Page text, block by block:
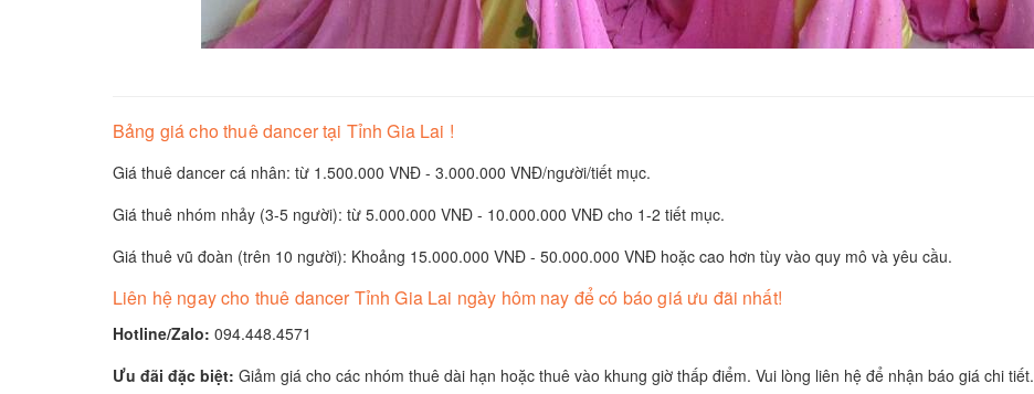
Bảng giá cho thuê dancer tại Tỉnh Gia Lai !
Giá thuê dancer cá nhân: từ 1.500.000 VNĐ - 3.000.000 VNĐ/người/tiết mục.
Giá thuê nhóm nhảy (3-5 người): từ 5.000.000 VNĐ - 10.000.000 VNĐ cho 1-2 tiết mục.
Giá thuê vũ đoàn (trên 10 người): Khoảng 15.000.000 VNĐ - 50.000.000 VNĐ hoặc cao hơn tùy vào quy mô và yêu cầu.
Liên hệ ngay cho thuê dancer Tỉnh Gia Lai ngày hôm nay để có báo giá ưu đãi nhất!
Hotline/Zalo: 094.448.4571
Ưu đãi đặc biệt: Giảm giá cho các nhóm thuê dài hạn hoặc thuê vào khung giờ thấp điểm. Vui lòng liên hệ để nhận báo giá chi tiết.